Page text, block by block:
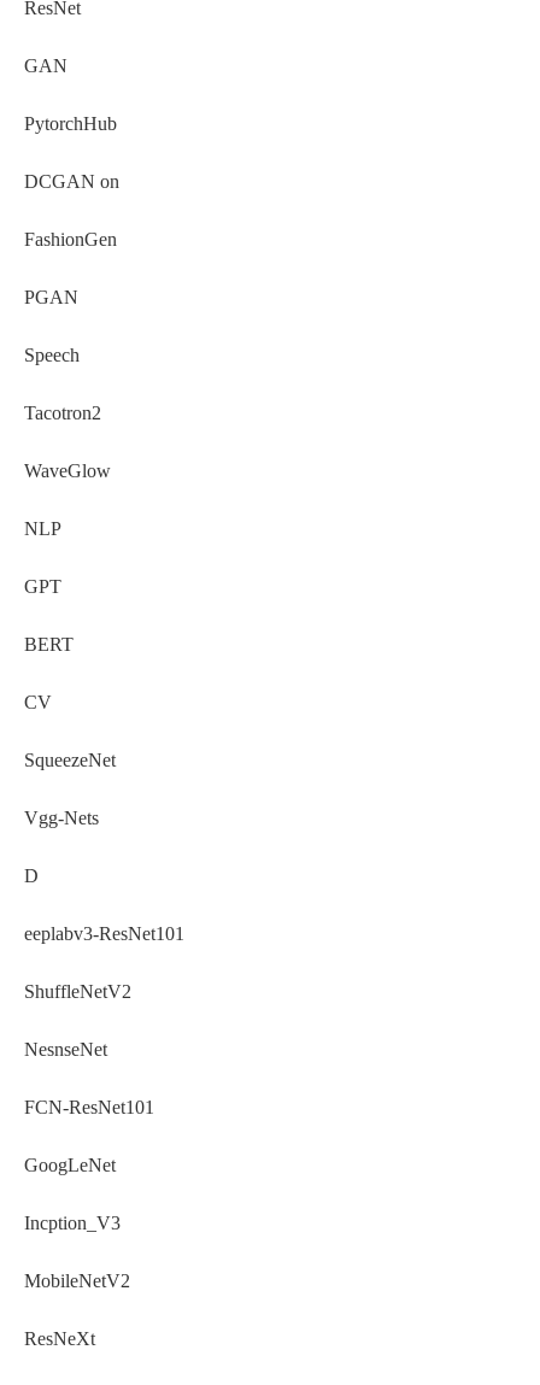
ResNet
GAN
PytorchHub
DCGAN on
FashionGen
PGAN
Speech
Tacotron2
WaveGlow
NLP
GPT
BERT
CV
SqueezeNet
Vgg-Nets
D
eeplabv3-ResNet101
ShuffleNetV2
NesnseNet
FCN-ResNet101
GoogLeNet
Incption_V3
MobileNetV2
ResNeXt